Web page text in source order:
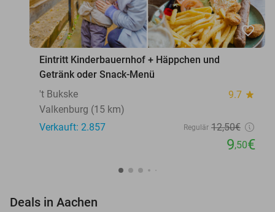
favorite_border
Eintritt Kinderbauernhof + Häppchen und
Getränk oder Snack-Menü
't Bukske
9.7 star
Valkenburg (15 km)
Verkauft: 2.857
Regulär 12,50€
9,50€
Deals in Aachen